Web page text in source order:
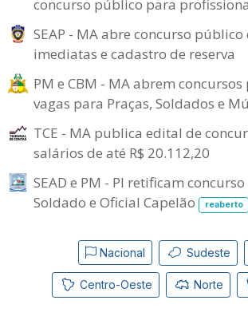
concurso público para
SEAP - MA abre concurso público
imediatas e cadastro de reserva
PM e CBM - MA abrem
vagas para Praças, Soldados e
TCE - MA publica edital de
salários de até R$ 20.112,20
SEAD e PM - PI retificam
Soldado e Oficial Capelão
reaberto
Nacional Sudeste
Centro-Oeste Norte